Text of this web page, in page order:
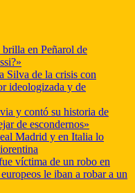
en Peñarol de
Silva de la crisis con
ideologizada y de
y contó su historia de
de escondernos»
Madrid y en Italia lo
víctima de un robo en
le iban a robar a un